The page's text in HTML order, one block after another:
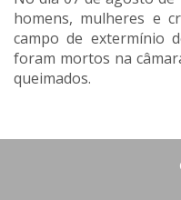
homens, mulheres e
campo de extermínio
foram mortos na
queimados.